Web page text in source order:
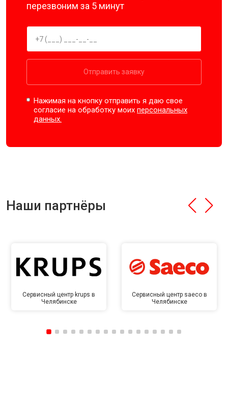
перезвоним за 5 минут
Отправить заявку
Нажимая на кнопку отправить я даю свое
согласие на обработку моихперсональных
данных.
Наши партнёры
Сервисный центр krups в
Челябинске
Сервисный центр saeco в
Челябинске